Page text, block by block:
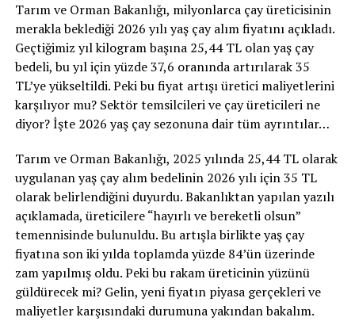
Tarım ve Orman Bakanlığı, milyonlarca çay üreticisinin
merakla beklediği 2026 yılı yaş çay alım fiyatını açıkladı.
Geçtiğimiz yıl kilogram başına 25,44 TL olan yaş çay
bedeli, bu yıl için yüzde 37,6 oranında artırılarak 35
TL’ye yükseltildi. Peki bu fiyat artışı üretici maliyetlerini
karşılıyor mu? Sektör temsilcileri ve çay üreticileri ne
diyor? İşte 2026 yaş çay sezonuna dair tüm ayrıntılar…
Tarım ve Orman Bakanlığı, 2025 yılında 25,44 TL olarak
uygulanan yaş çay alım bedelinin 2026 yılı için 35 TL
olarak belirlendiğini duyurdu. Bakanlıktan yapılan yazılı
açıklamada, üreticilere “hayırlı ve bereketli olsun”
temennisinde bulunuldu. Bu artışla birlikte yaş çay
fiyatına son iki yılda toplamda yüzde 84’ün üzerinde
zam yapılmış oldu. Peki bu rakam üreticinin yüzünü
güldürecek mi? Gelin, yeni fiyatın piyasa gerçekleri ve
maliyetler karşısındaki durumuna yakından bakalım.